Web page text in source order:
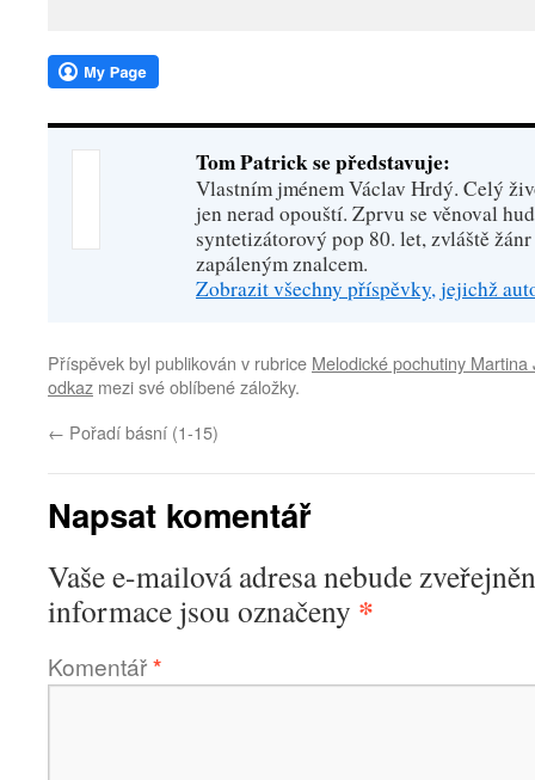
Tom Patrick se představuje:
Vlastním jménem Václav Hrdý. Celý
jen nerad opouští. Zprvu se věnoval
syntetizátorový pop 80. let, zvláště
zapáleným znalcem.
Zobrazit všechny příspěvky, jejichž
Příspěvek byl publikován v rubrice Melodické pochutiny Martina
odkaz mezi své oblíbené záložky.
← Pořadí básní (1-15)
Napsat komentář
Vaše e-mailová adresa nebude
informace jsou označeny *
Komentář*